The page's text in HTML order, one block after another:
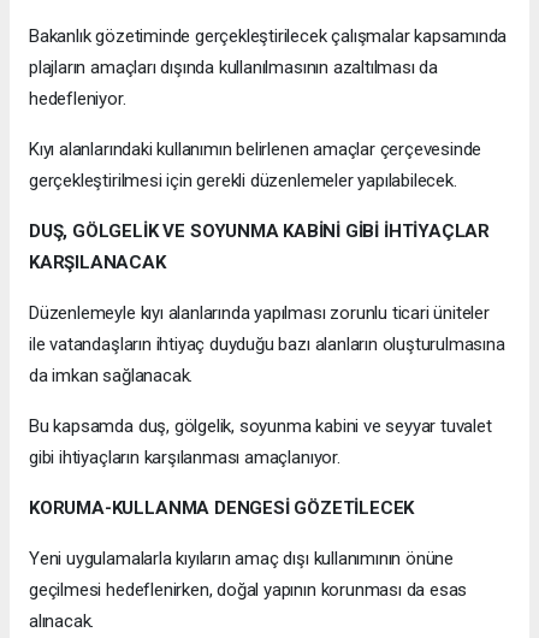
Bakanlık gözetiminde gerçekleştirilecek çalışmalar kapsamında
plajların amaçları dışında kullanılmasının azaltılması da
hedefleniyor.
Kıyı alanlarındaki kullanımın belirlenen amaçlar çerçevesinde
gerçekleştirilmesi için gerekli düzenlemeler yapılabilecek.
DUŞ, GÖLGELİK VE SOYUNMA KABİNİ GİBİ İHTİYAÇLAR
KARŞILANACAK
Düzenlemeyle kıyı alanlarında yapılması zorunlu ticari üniteler
ile vatandaşların ihtiyaç duyduğu bazı alanların oluşturulmasına
da imkan sağlanacak.
Bu kapsamda duş, gölgelik, soyunma kabini ve seyyar tuvalet
gibi ihtiyaçların karşılanması amaçlanıyor.
KORUMA-KULLANMA DENGESİ GÖZETİLECEK
Yeni uygulamalarla kıyıların amaç dışı kullanımının önüne
geçilmesi hedeflenirken, doğal yapının korunması da esas
alınacak.